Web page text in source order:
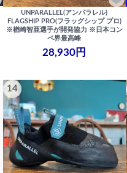
UNPARALLEL(アンパラレル)
FLAGSHIP PRO(フラッグシップ プロ)
※楢崎智亜選手が開発協力 ※日本コン
ペ界最高峰
28,930円
14